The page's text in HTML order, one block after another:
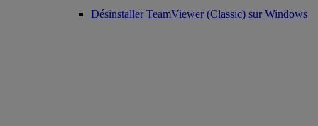
Désinstaller TeamViewer (Classic) sur Windows